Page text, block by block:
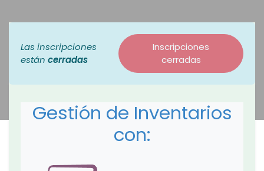
Las inscripciones
están cerradas
Inscripciones
cerradas
Gestión de Inventarios
con: